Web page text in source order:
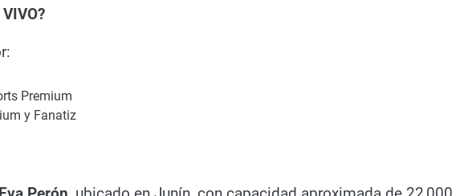
Premium
y Fanatiz